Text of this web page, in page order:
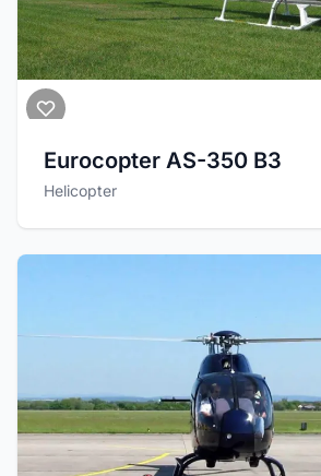
Eurocopter AS-350 B3
Helicopter